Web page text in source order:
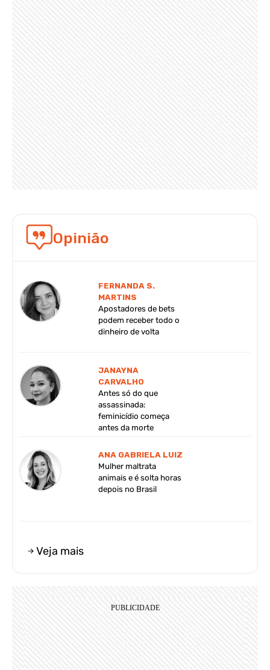
Opinião
FERNANDA S.
MARTINS
Apostadores de bets
podem receber todo o
dinheiro de volta
JANAYNA
CARVALHO
Antes só do que
assassinada:
feminicídio começa
antes da morte
ANA GABRIELA LUIZ
Mulher maltrata
animais e é solta horas
depois no Brasil
Veja mais